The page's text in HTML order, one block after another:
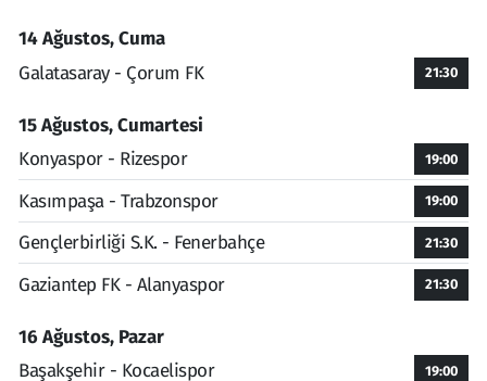
14 Ağustos, Cuma
Galatasaray - Çorum FK
21:30
15 Ağustos, Cumartesi
Konyaspor - Rizespor
19:00
Kasımpaşa - Trabzonspor 19:00
Gençlerbirliği S.K. - Fenerbahçe 21:30
Gaziantep FK - Alanyaspor 21:30
16 Ağustos, Pazar
Başakşehir - Kocaelispor
19:00